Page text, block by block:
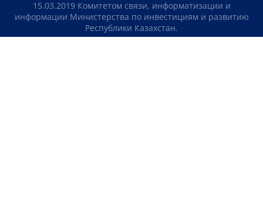
15.03.2019 Комитетом связи, информатизации и
информации Министерства по инвестициям и развитию
Республики Казахстан.